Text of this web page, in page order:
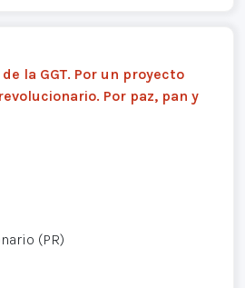
la GGT. Por un proyecto
Por paz, pan y
(PR)